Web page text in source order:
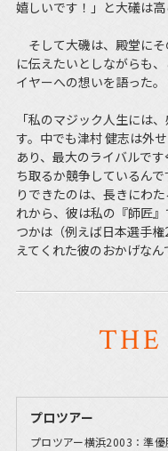
嬉しいです！」と大礒は高
そして大磯は、殿堂に
に伝えたいとしながらも
イヤーへの想いを語った。
「私のマジック人生には
す。中でも津村 健志は外
あり、最大のライバルです
ち取るか競争しているん
りできたのは、長きにわ
れから、彼は私の『師匠
つかは（例えば日本選手
えてくれた彼のおかげなん
THE
プロツアー
プロツアー横浜2003：準優